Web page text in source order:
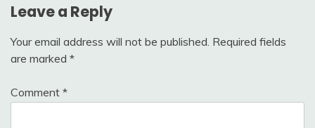
Leave a Reply
Your email address will not be published. Required fields
are marked *
Comment *